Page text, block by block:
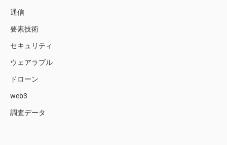
通信
要素技術
セキュリティ
ウェアラブル
ドローン
web3
調査データ